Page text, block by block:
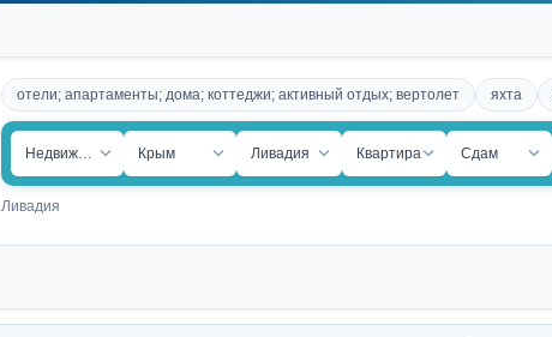
отели; апартаменты; дома; коттеджи; активный отдых; вертолет яхта
Недвижимость Крым Ливадия Квартира Сдам
Ливадия